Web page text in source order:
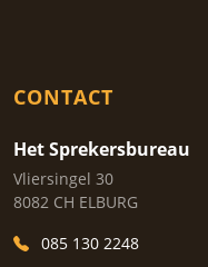
CONTACT
Het Sprekersbureau
Vliersingel 30
8082 CH ELBURG
085 130 2248